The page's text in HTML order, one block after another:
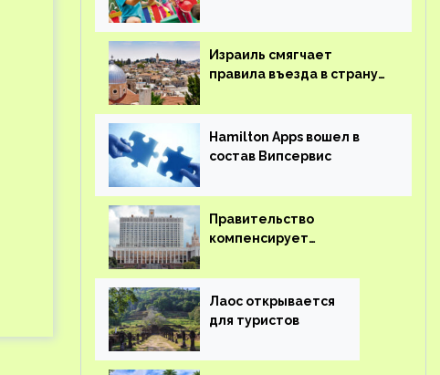
Израиль смягчает
правила въезда в страну
Hamilton Apps вошел в
состав Випсервис
Правительство
компенсирует
на вывоз россиян из-за
рубежа
Лаос открывается
для туристов